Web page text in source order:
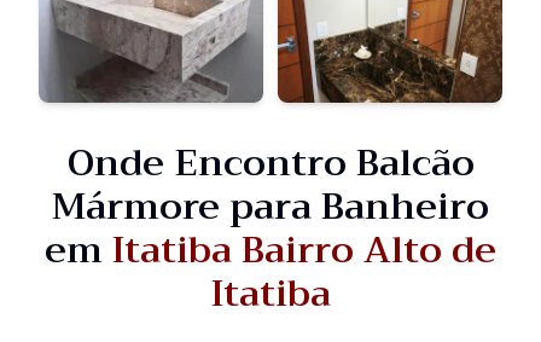
Onde Encontro Balcão
Mármore para Banheiro
emItatiba Bairro Alto de
Itatiba